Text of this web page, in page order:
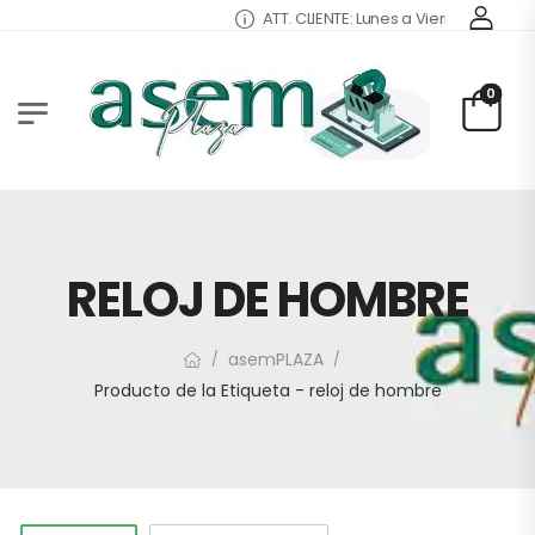
ATT. CLIENTE: Lunes a Viernes 9:00 -
0
RELOJ DE HOMBRE
/ asemPLAZA /
Producto de la Etiqueta - reloj de hombre